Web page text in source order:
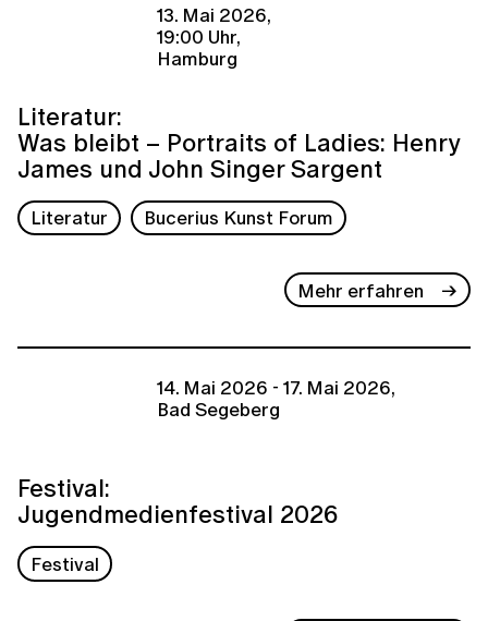
13. Mai 2026,
19:00 Uhr,
Hamburg
Literatur:
Was bleibt – Portraits of Ladies: Henry
James und John Singer Sargent
Literatur Bucerius Kunst Forum
Mehr erfahren
14. Mai 2026 - 17. Mai 2026,
Bad Segeberg
Festival:
Jugendmedienfestival 2026
Festival